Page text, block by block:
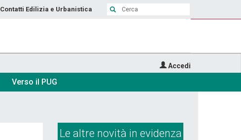
Contatti Edilizia e Urbanistica
Accedi
Verso il PUG
Le altre novità in evidenza